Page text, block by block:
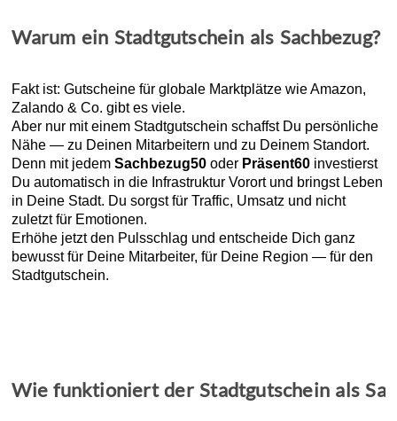
Warum ein Stadtgutschein als Sachbezug?
Fakt ist: Gutscheine für globale Marktplätze wie Amazon,
Zalando & Co. gibt es viele.
Aber nur mit einem Stadtgutschein schaffst Du persönliche
Nähe — zu Deinen Mitarbeitern und zu Deinem Standort.
Denn mit jedemSachbezug50 oder Präsent60 investierst
Du automatisch in die Infrastruktur Vorort und bringst Leben
in Deine Stadt. Du sorgst für Traffic, Umsatz und nicht
zuletzt für Emotionen.
Erhöhe jetzt den Pulsschlag und entscheide Dich ganz
bewusst für Deine Mitarbeiter, für Deine Region — für den
Stadtgutschein.
Wie funktioniert der Stadtgutschein als